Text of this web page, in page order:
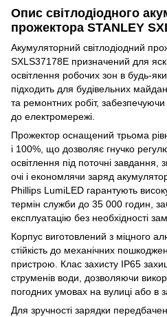
Опис світлодіодного
прожектора STANLEY
Акумуляторний світлодіодний
SXLS37178E призначений для
освітлення робочих зон в будь-
підходить для будівельних
та ремонтних робіт, забезпечуючи
до електромережі.
Прожектор оснащений трьома
і 100%, що дозволяє гнучко
освітлення під поточні
очі і економлячи заряд
Phillips LumiLED гарантують
термін служби до 35 000 годин,
експлуатацію без необхідності
Корпус виготовлений з міцного
стійкість до механічних
пристрою. Клас захисту IP65
струменів води, дозволяючи
погодних умовах на вулиці або в
Для зручності зарядки